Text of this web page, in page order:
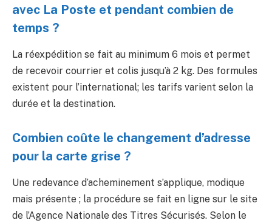
avec La Poste et pendant combien de
temps ?
La réexpédition se fait au minimum 6 mois et permet
de recevoir courrier et colis jusqu’à 2 kg. Des formules
existent pour l’international; les tarifs varient selon la
durée et la destination.
Combien coûte le changement d’adresse
pour la carte grise ?
Une redevance d’acheminement s’applique, modique
mais présente ; la procédure se fait en ligne sur le site
de l’Agence Nationale des Titres Sécurisés. Selon le